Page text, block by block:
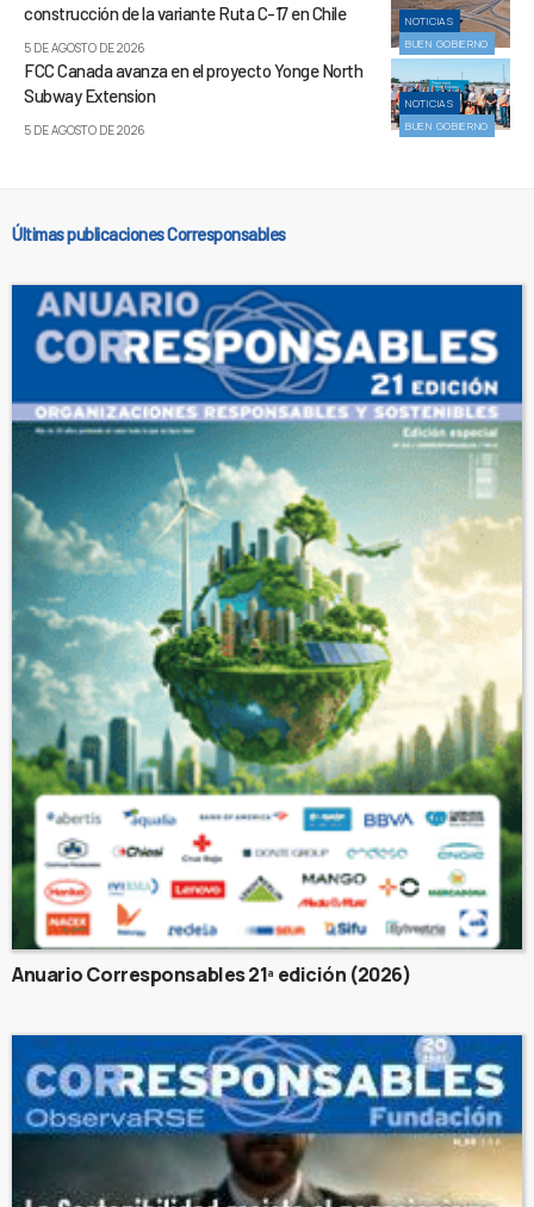
NOTICIAS
BUEN GOBIERNO
construcción de la variante Ruta C-17 en Chile
5 DE AGOSTO DE 2026
NOTICIAS
BUEN GOBIERNO
FCC Canada avanza en el proyecto Yonge North
Subway Extension
5 DE AGOSTO DE 2026
Últimas publicaciones Corresponsables
Anuario Corresponsables 21ª edición (2026)